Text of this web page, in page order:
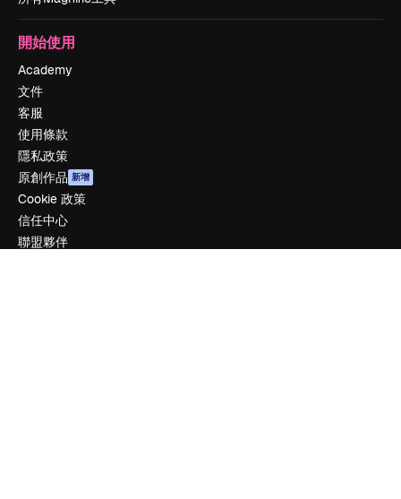
開始使用
Academy
文件
客服
使用條款
隱私政策
原創作品 新增
Cookie 政策
信任中心
聯盟夥伴